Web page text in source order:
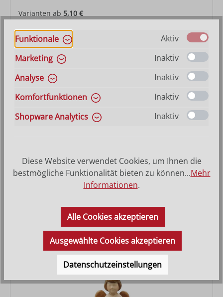
Varianten ab 5,10 €
Regulärer Preis:
13,90 €
Jesukind Fides
Varianten ab4,80 €
Regulärer Preis:
Funktionale
Aktiv
Marketing
Inaktiv
Analyse
Inaktiv
Komfortfunktionen
Inaktiv
Shopware Analytics
Inaktiv
Diese Website verwendet Cookies, um Ihnen die
bestmögliche Funktionalität bieten zu können...Mehr
Informationen.
Alle Cookies akzeptieren
Ausgewählte Cookies akzeptieren
Datenschutzeinstellungen